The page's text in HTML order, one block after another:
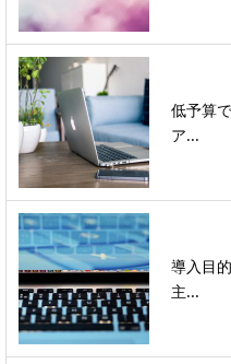
低予算
ア...
導入目
主...